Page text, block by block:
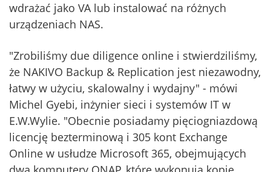
wdrażać jako VA lub instalować na różnych
urządzeniach NAS.
"Zrobiliśmy due diligence online i stwierdziliśmy,
że NAKIVO Backup & Replication jest niezawodny,
łatwy w użyciu, skalowalny i wydajny" - mówi
Michel Gyebi, inżynier sieci i systemów IT w
E.W.Wylie. "Obecnie posiadamy pięciogniazdową
licencję bezterminową i 305 kont Exchange
Online w usłudze Microsoft 365, obejmujących